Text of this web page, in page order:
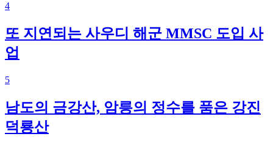
4
또 지연되는 사우디 해군 MMSC 도입 사
업
5
남도의 금강산, 암릉의 정수를 품은 강진
덕룡산